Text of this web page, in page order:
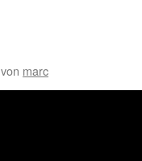
von marc